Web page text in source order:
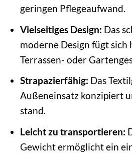
geringen Pflegeaufwand.
Vielseitiges Design: Das
moderne Design fügt sich
Terrassen- oder
Strapazierfähig: Das
Außeneinsatz konzipiert
stand.
Leicht zu transportieren:
Gewicht ermöglicht ein